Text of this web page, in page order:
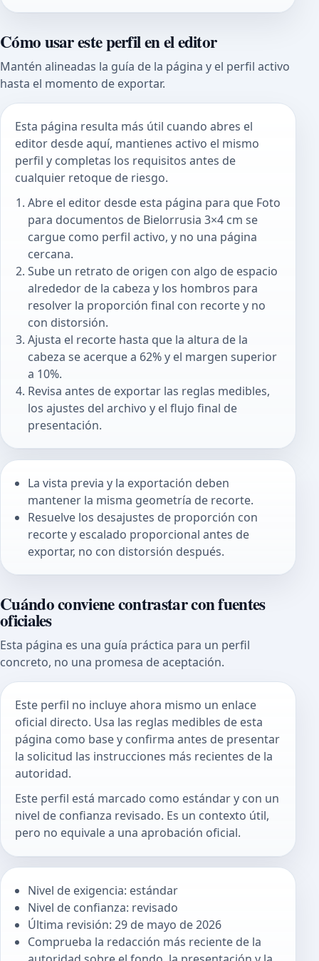
Cómo usar este perfil en el editor
Mantén alineadas la guía de la página y el perfil activo
hasta el momento de exportar.
Esta página resulta más útil cuando abres el
editor desde aquí, mantienes activo el mismo
perfil y completas los requisitos antes de
cualquier retoque de riesgo.
Abre el editor desde esta página para que Foto
para documentos de Bielorrusia 3×4 cm se
cargue como perfil activo, y no una página
cercana.
Sube un retrato de origen con algo de espacio
alrededor de la cabeza y los hombros para
resolver la proporción final con recorte y no
con distorsión.
Ajusta el recorte hasta que la altura de la
cabeza se acerque a 62% y el margen superior
a 10%.
Revisa antes de exportar las reglas medibles,
los ajustes del archivo y el flujo final de
presentación.
La vista previa y la exportación deben
mantener la misma geometría de recorte.
Resuelve los desajustes de proporción con
recorte y escalado proporcional antes de
exportar, no con distorsión después.
Cuándo conviene contrastar con fuentes
oficiales
Esta página es una guía práctica para un perfil
concreto, no una promesa de aceptación.
Este perfil no incluye ahora mismo un enlace
oficial directo. Usa las reglas medibles de esta
página como base y confirma antes de presentar
la solicitud las instrucciones más recientes de la
autoridad.
Este perfil está marcado como estándar y con un
nivel de confianza revisado. Es un contexto útil,
pero no equivale a una aprobación oficial.
Nivel de exigencia: estándar
Nivel de confianza: revisado
Última revisión: 29 de mayo de 2026
Comprueba la redacción más reciente de la